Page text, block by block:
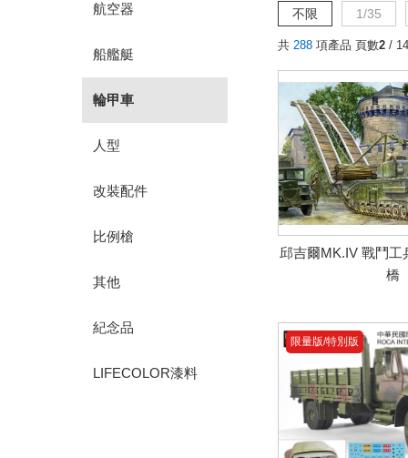
航空器
船艦艇
輪甲車
人型
改裝配件
比例槍
其他
紀念品
LIFECOLOR漆料
不限 1/35
共 288 項產品 頁數2 / 14
邱吉爾MK.IV 戰鬥工
橋
限量版/特別版